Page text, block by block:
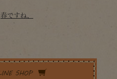
春ですね、